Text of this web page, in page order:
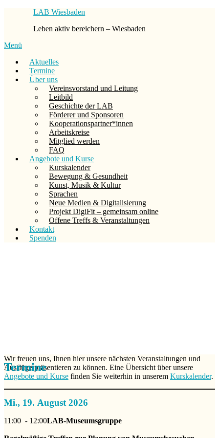
LAB Wiesbaden
Leben aktiv bereichern – Wiesbaden
Menü
Aktuelles
Termine
Über uns
Vereinsvorstand und Leitung
Leitbild
Geschichte der LAB
Förderer und Sponsoren
Kooperationspartner*innen
Arbeitskreise
Mitglied werden
FAQ
Angebote und Kurse
Kurskalender
Bewegung & Gesundheit
Kunst, Musik & Kultur
Sprachen
Neue Medien & Digitalisierung
Projekt DigiFit – gemeinsam online
Offene Treffs & Veranstaltungen
Kontakt
Spenden
Termine
Wir freuen uns, Ihnen hier unsere nächsten Veranstaltungen und
Ausflüge präsentieren zu können. Eine Übersicht über unsere
Angebote und Kurse finden Sie weiterhin in unserem Kurskalender.
Mi., 19. August 2026
11:00 - 12:00LAB-Museumsgruppe